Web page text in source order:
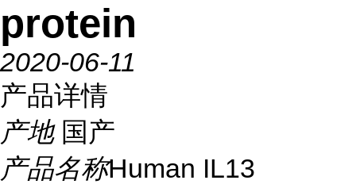
protein
2020-06-11
产品详情
产地 国产
产品名称Human IL13